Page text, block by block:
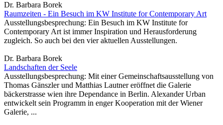
Dr. Barbara Borek
Raumzeiten - Ein Besuch im KW Institute for Contemporary Art
Ausstellungsbesprechung: Ein Besuch im KW Institute for
Contemporary Art ist immer Inspiration und Herausforderung
zugleich. So auch bei den vier aktuellen Ausstellungen.
Dr. Barbara Borek
Landschaften der Seele
Ausstellungsbesprechung: Mit einer Gemeinschaftsausstellung von
Thomas Gänszler und Matthias Lautner eröffnet die Galerie
bäckerstrasse wien ihre Dependance in Berlin. Alexander Urban
entwickelt sein Programm in enger Kooperation mit der Wiener
Galerie, ...